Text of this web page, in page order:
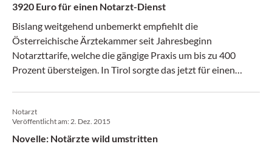
3920 Euro für einen Notarzt-Dienst
Bislang weitgehend unbemerkt empfiehlt die
Österreichische Ärztekammer seit Jahresbeginn
Notarzttarife, welche die gängige Praxis um bis zu 400
Prozent übersteigen. In Tirol sorgte das jetzt für einen
Notarzt
Veröffentlicht am:2. Dez. 2015
Novelle: Notärzte wild umstritten